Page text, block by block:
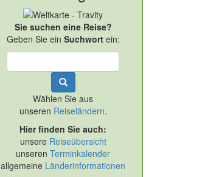
Sie suchen eine Reise?
Geben Sie ein Suchwortein:
Wählen Sie aus
unseren Reiseländern.
Hier finden Sie auch:
unsere Reiseübersicht
unserenTerminkalender
allgemeine Länderinformationen